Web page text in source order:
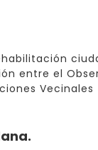
entre el
Vecinales